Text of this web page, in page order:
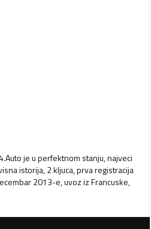
je u perfektnom stanju, najveci
istorija, 2 kljuca, prva registracija
2013-e, uvoz iz Francuske,